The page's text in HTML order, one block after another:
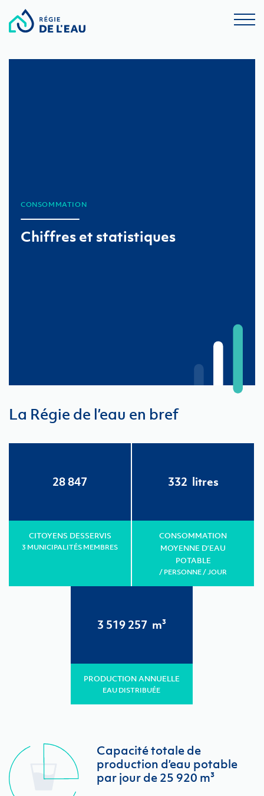
CONSOMMATION
Chiffres et statistiques
La Régie de l’eau en bref
28 847
CITOYENS DESSERVIS
3 MUNICIPALITÉS MEMBRES
332 litres
CONSOMMATION
MOYENNE D’EAU
POTABLE
/ PERSONNE / JOUR
3 519 257 m³
PRODUCTION ANNUELLE
EAU DISTRIBUÉE
Capacité totale de
production d’eau potable
par jour de 25 920 m³